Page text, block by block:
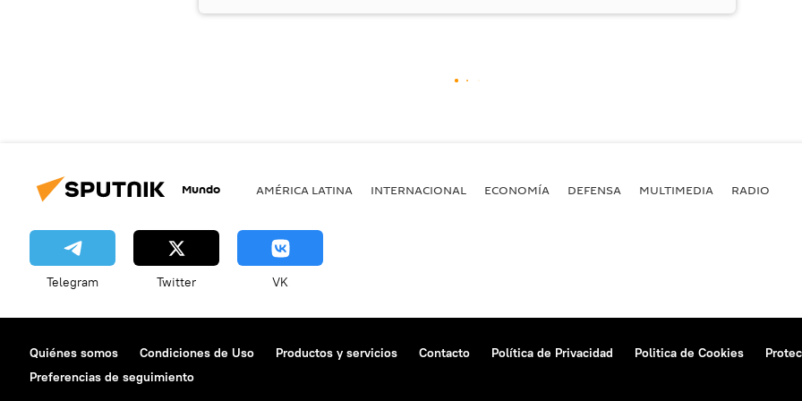
Mundo AMÉRICA LATINA INTERNACIONAL ECONOMÍA DEFENSA MULTIMEDIA RADIO
Telegram Twitter VK
Quiénes somos Condiciones de Uso Productos y servicios Contacto Política de Privacidad Politica de Cookies
Preferencias de seguimiento